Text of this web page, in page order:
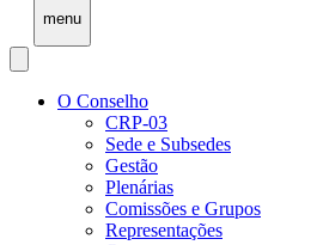
menu
O Conselho
CRP-03
Sede e Subsedes
Gestão
Plenárias
Comissões e Grupos
Representações